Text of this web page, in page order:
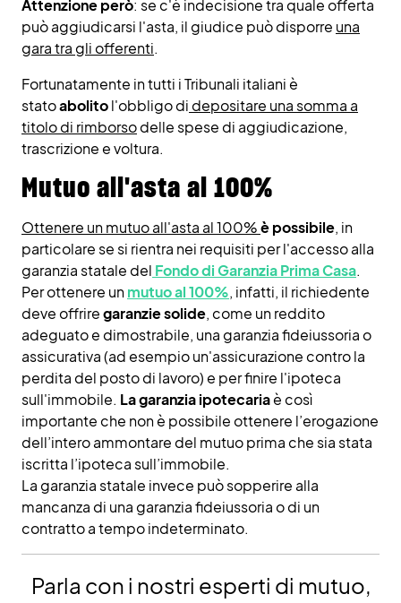
Attenzione però: se c'è indecisione tra quale offerta
può aggiudicarsi l'asta, il giudice può disporre una
gara tra gli offerenti.
Fortunatamente in tutti i Tribunali italiani è
statoabolitol'obbligo didepositare una somma a
titolo di rimborsodelle spese di aggiudicazione,
trascrizione e voltura.
Mutuo all'asta al 100%
Ottenere un mutuo all'asta al 100%è possibile, in
particolare se si rientra nei requisiti per l'accesso alla
garanzia statale del Fondo di Garanzia Prima Casa.
Per ottenere unmutuo al 100%, infatti, il richiedente
deve offriregaranzie solide, come un reddito
adeguato e dimostrabile, una garanzia fideiussoria o
assicurativa (ad esempio un'assicurazione contro la
perdita del posto di lavoro) e per finire l'ipoteca
sull'immobile. La garanzia ipotecariaè così
importante che non è possibile ottenere l’erogazione
dell’intero ammontare del mutuo prima che sia stata
iscritta l’ipoteca sull’immobile.
La garanzia statale invece può sopperire alla
mancanza di una garanzia fideiussoria o di un
contratto a tempo indeterminato.
Parla con i nostri esperti di mutuo,